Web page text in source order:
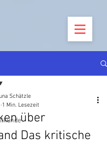
über
Das kritische
Schätzle
1 Min. Lesezeit